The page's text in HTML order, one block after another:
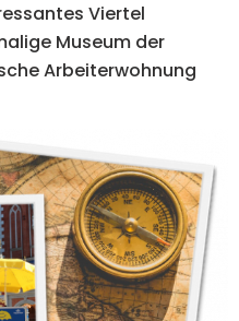
Viertel
Museum der
Arbeiterwohnung